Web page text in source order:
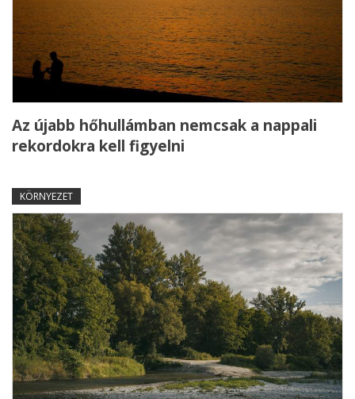
Az újabb hőhullámban nemcsak a nappali
rekordokra kell figyelni
KÖRNYEZET